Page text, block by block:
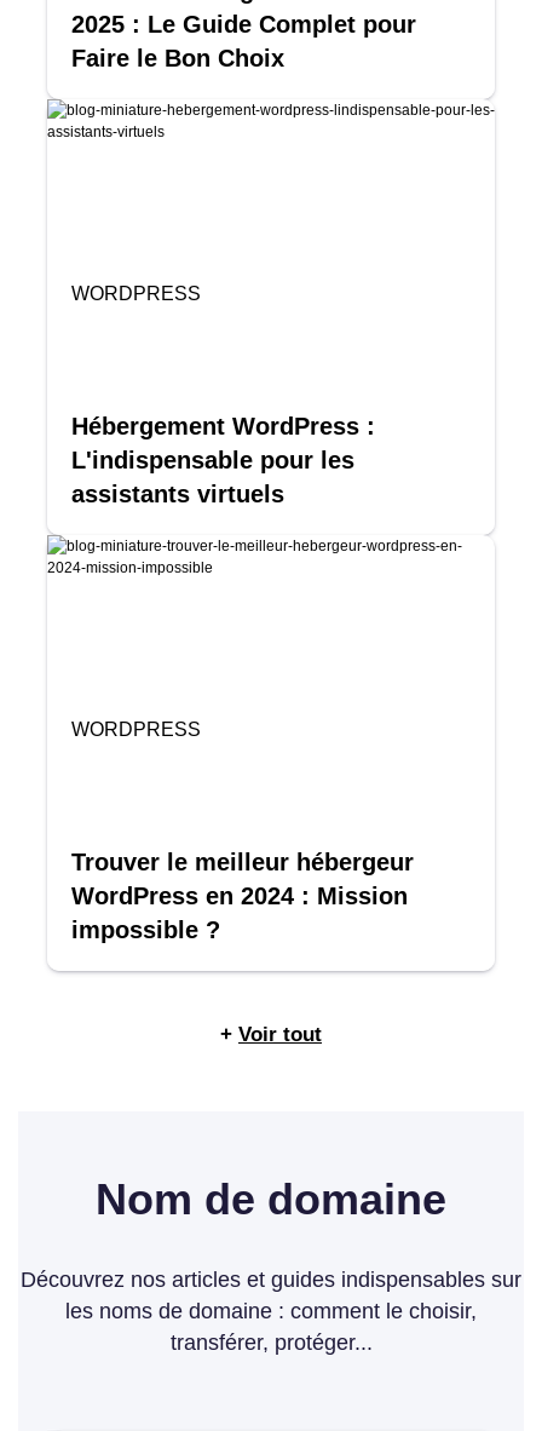
+ Voir tout
2025 : Le Guide Complet pour
Faire le Bon Choix
WORDPRESS
Hébergement WordPress :
L'indispensable pour les
assistants virtuels
WORDPRESS
Trouver le meilleur hébergeur
WordPress en 2024 : Mission
impossible ?
Nom de domaine
Découvrez nos articles et guides indispensables sur
les noms de domaine : comment le choisir,
transférer, protéger...